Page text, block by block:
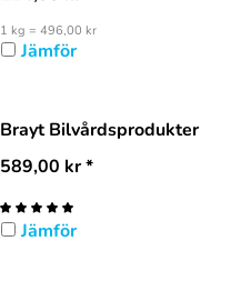
1 kg = 496,00 kr
Jämför
Brayt Bilvårdsprodukter
589,00 kr*
Jämför